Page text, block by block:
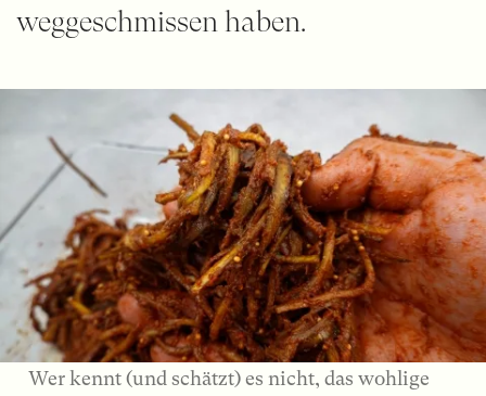
weggeschmissen haben.
Wer kennt (und schätzt) es nicht, das wohlige